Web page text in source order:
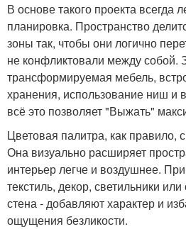
В основе такого проекта всегда
планировка. Пространство
зоны так, чтобы они логично
не конфликтовали между собой.
трансформируемая мебель,
хранения, использование ниш
всё это позволяет "Выжать"
Цветовая палитра, как правило,
Она визуально расширяет
интерьер легче и воздушнее.
текстиль, декор, светильники
стена - добавляют характер и
ощущения безликости.